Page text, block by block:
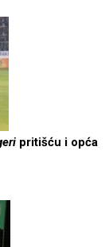
pritišću i opća